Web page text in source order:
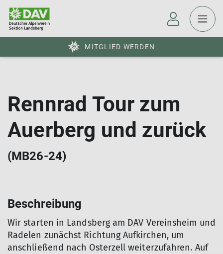
MITGLIED WERDEN
Rennrad Tour zum
Auerberg und zurück
(MB26-24)
Beschreibung
Wir starten in Landsberg am DAV Vereinsheim und
Radelen zunächst Richtung Aufkirchen, um
anschließend nach Osterzell weiterzufahren. Auf